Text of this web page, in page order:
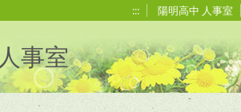
::: 陽明高中 人事室
事室